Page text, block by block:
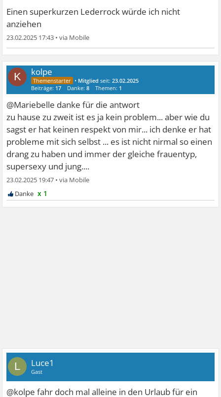
Einen superkurzen Lederrock würde ich nicht
anziehen
23.02.2025 17:43 •
K kolpe
• Mitglied seit:23.02.2025
Beiträge: 17 Danke:8 Themen: 1
@Mariebelle danke für die antwort
zu hause zu zweit ist es ja kein problem... aber wie du
sagst er hat keinen respekt von mir... ich denke er hat
probleme mit sich selbst ... es ist nicht nirmal so einen
drang zu haben und immer der gleiche frauentyp,
supersexy und jung....
23.02.2025 19:47 •
x 1
L Luce1
Gast
@kolpe fahr doch mal alleine in den Urlaub für ein